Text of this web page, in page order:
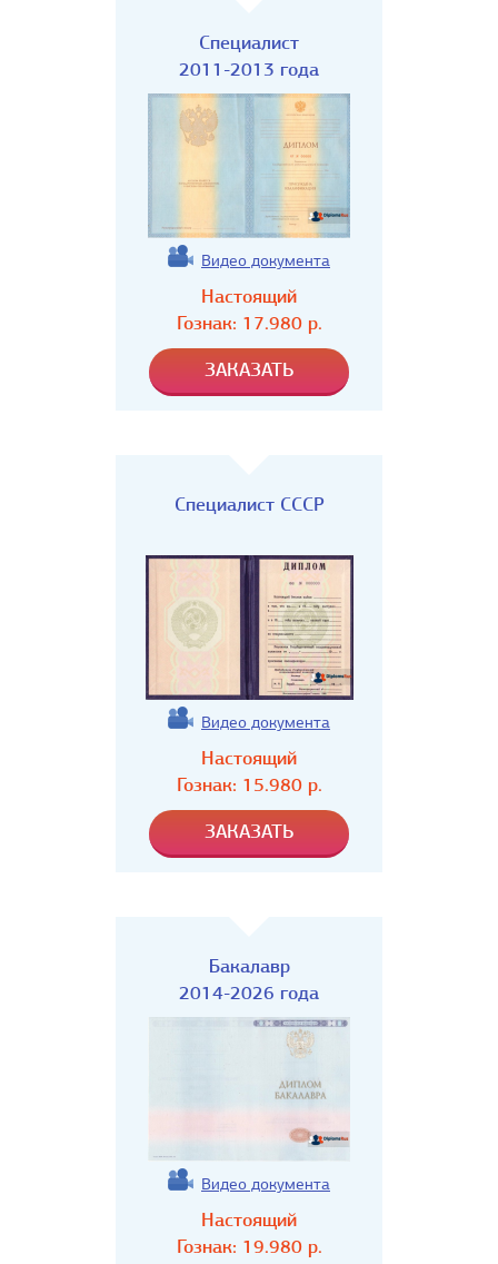
Специалист
2011-2013 года
Видео документа
Настоящий
Гознак: 17.980р.
Специалист СССР
Видео документа
Настоящий
Гознак: 15.980р.
Бакалавр
2014-2026 года
Видео документа
Настоящий
Гознак: 19.980р.